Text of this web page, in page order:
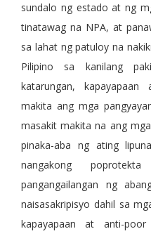
sundalo ng estado at ng
tinatawag na NPA, at
sa lahat ng patuloy na
Pilipino sa kanilang
katarungan,
makita ang mga
masakit makita na ang
pinaka-aba ng ating
nangakong
pangangailangan ng
naisasakripisyo dahil sa
kapayapaan at anti-